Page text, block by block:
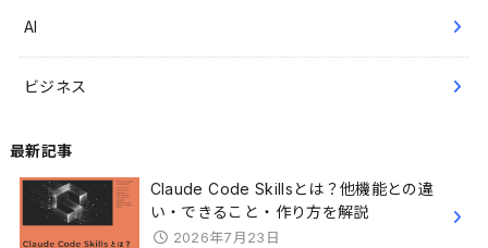
AI
ビジネス
最新記事
Claude Code Skillsとは？他機能との違
い・できること・作り方を解説
2026年7月23日